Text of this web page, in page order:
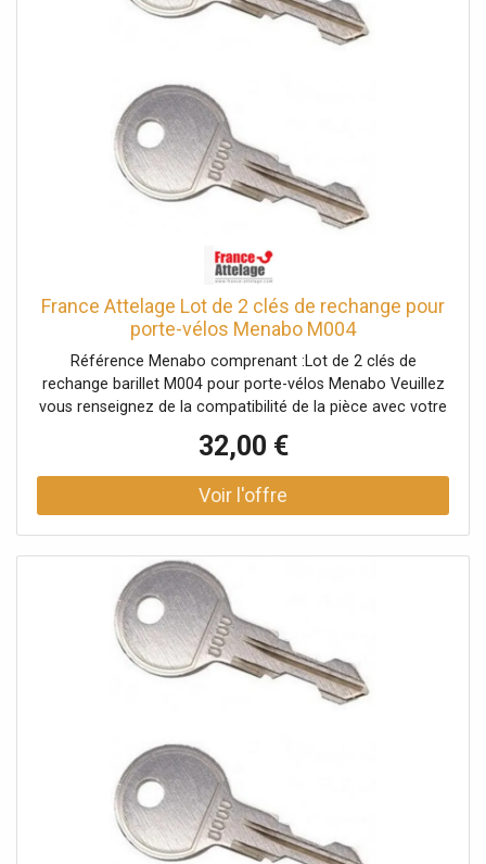
France Attelage Lot de 2 clés de rechange pour
porte-vélos Menabo M004
Référence Menabo comprenant :Lot de 2 clés de
rechange barillet M004 pour porte-vélos Menabo Veuillez
vous renseignez de la compatibilité de la pièce avec votre
32,00 €